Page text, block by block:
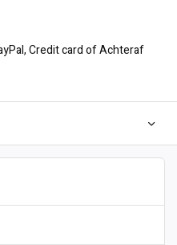
Credit card of Achteraf